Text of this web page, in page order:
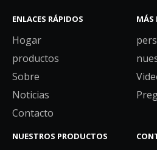
ENLACES RÁPIDOS
Hogar
productos
Sobre
Noticias
Contacto
MÁS
NUESTROS PRODUCTOS